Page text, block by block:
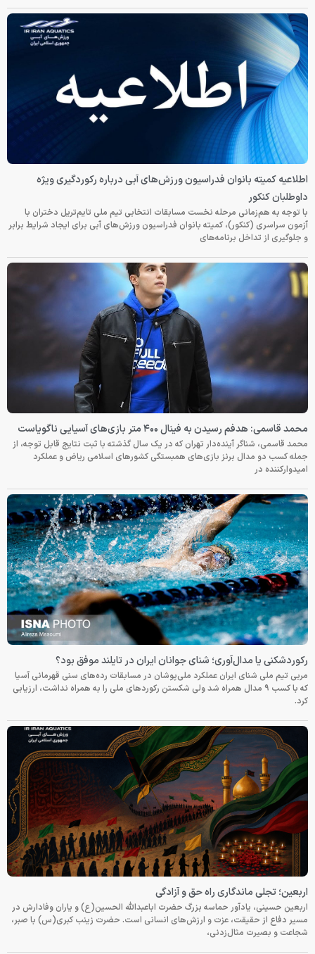
اطلاعیه کمیته بانوان فدراسیون ورزش‌های آبی درباره رکوردگیری ویژه
داوطلبان کنکور
با توجه به هم‌زمانی مرحله نخست مسابقات انتخابی تیم ملی تایم‌تریل دختران با
آزمون سراسری (کنکور)، کمیته بانوان فدراسیون ورزش‌های آبی برای ایجاد شرایط برابر
و جلوگیری از تداخل برنامه‌های
محمد قاسمی: هدفم رسیدن به فینال ۴۰۰ متر بازی‌های آسیایی ناگویاست
محمد قاسمی، شناگر آینده‌دار تهران که در یک سال گذشته با ثبت نتایج قابل توجه، از
جمله کسب دو مدال برنز بازی‌های همبستگی کشورهای اسلامی ریاض و عملکرد
امیدوارکننده در
رکوردشکنی یا مدال‌آوری؛ شنای جوانان ایران در تایلند موفق بود؟
مربی تیم ملی شنای ایران عملکرد ملی‌پوشان در مسابقات رده‌های سنی قهرمانی آسیا
که با کسب ۹ مدال همراه شد ولی شکستن رکوردهای ملی را به همراه نداشت، ارزیابی
کرد.
اربعین؛ تجلی ماندگاری راه حق و آزادگی
اربعین حسینی، یادآور حماسه بزرگ حضرت اباعبدالله الحسین(ع) و یاران وفادارش در
مسیر دفاع از حقیقت، عزت و ارزش‌های انسانی است. حضرت زینب کبری(س) با صبر،
شجاعت و بصیرت مثال‌زدنی،